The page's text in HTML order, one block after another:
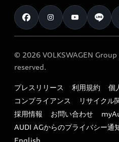
カタログ一覧
車検 / 定期点検
e-tronアフターサポート
myAudi
クオリティ
保証
メンテナンス
ファイナンス
キャンペーン / イベント
買取査定
お知らせ
オーナー様向けキャンペーン
特定整備適用車一覧
リサイクル法
よくある質問（FAQ）
© 2026 VOLKSWAGEN
reserved.
プレスリリース 利用規約
個
コンプライアンス
リサイクル
採用情報
お問い合わせ
AUDI AGからのプライバシー通
English